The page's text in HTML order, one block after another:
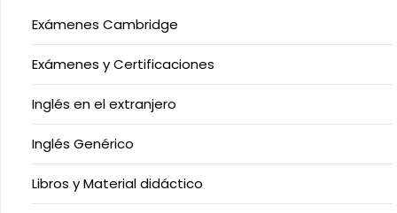
Exámenes Cambridge
Exámenes y Certificaciones
Inglés en el extranjero
Inglés Genérico
Libros y Material didáctico